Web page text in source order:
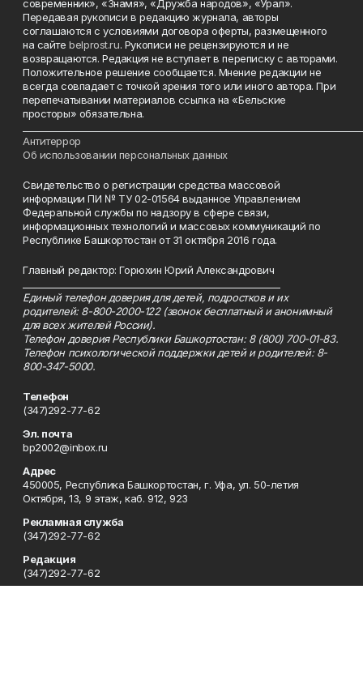
современник», «Знамя», «Дружба народов», «Урал».
Передавая рукописи в редакцию журнала, авторы
соглашаются с условиями договора оферты, размещенного
на сайтеbelprost.ru. Рукописи не рецензируются и не
возвращаются. Редакция не вступает в переписку с авторами.
Положительное решение сообщается. Мнение редакции не
всегда совпадает с точкой зрения того или иного автора. При
перепечатывании материалов ссылка на «Бельские
просторы» обязательна.
Антитеррор
Об использовании персональных данных
Свидетельство о регистрации средства массовой
информации ПИ № ТУ 02-01564 выданное Управлением
Федеральной службы по надзору в сфере связи,
информационных технологий и массовых коммуникаций по
Республике Башкортостан от 31 октября 2016 года.
Главный редактор: Горюхин Юрий Александрович
Единый телефон доверия для детей, подростков и их
родителей: 8-800-2000-122 (звонок бесплатный и анонимный
для всех жителей России).
Телефон доверия Республики Башкортостан: 8 (800) 700-01-83.
Телефон психологической поддержки детей и родителей: 8-
800-347-5000.
Телефон
(347)292-77-62
Эл. почта
bp2002@inbox.ru
Адрес
450005, Республика Башкортостан, г. Уфа, ул. 50-летия
Октября, 13, 9 этаж, каб. 912, 923
Рекламная служба
(347)292-77-62
Редакция
(347)292-77-62